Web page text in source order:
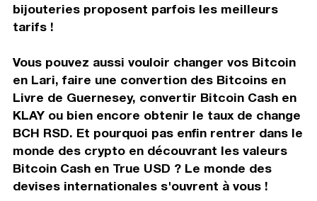
bijouteries proposent parfois les meilleurs
tarifs !
Vous pouvez aussi vouloir changer vos Bitcoin
en Lari, faire une convertion des Bitcoins en
Livre de Guernesey, convertir Bitcoin Cash en
KLAY ou bien encore obtenir le taux de change
BCH RSD. Et pourquoi pas enfin rentrer dans le
monde des crypto en découvrant les valeurs
Bitcoin Cash en True USD ? Le monde des
devises internationales s'ouvrent à vous !